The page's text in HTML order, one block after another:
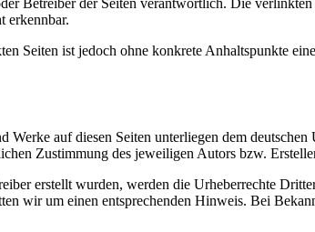
Betreiber der Seiten verantwortlich. Die
erkennbar.
Seiten ist jedoch ohne konkrete Anhaltspunkte
Werke auf diesen Seiten unterliegen dem
Zustimmung des jeweiligen Autors bzw.
erstellt wurden, werden die Urheberrechte
wir um einen entsprechenden Hinweis. Bei